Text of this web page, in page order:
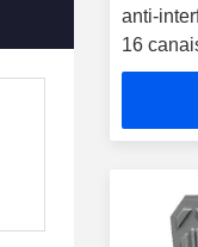
anti-
16
satélite